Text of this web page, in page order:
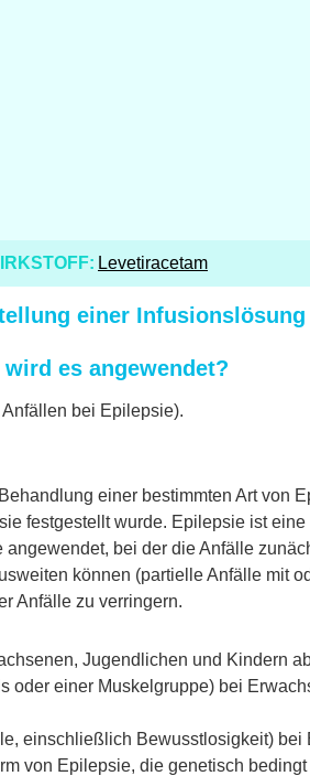
Levetiracetam
einer Infusionslösung
es angewendet?
bei Epilepsie).
einer bestimmten Art von
festgestellt wurde. Epilepsie ist
bei der die Anfälle
können (partielle Anfälle mit
Anfälle zu verringern.
Jugendlichen und Kindern
einer Muskelgruppe) bei
einschließlich Bewusstlosigkeit)
von Epilepsie, die genetisch